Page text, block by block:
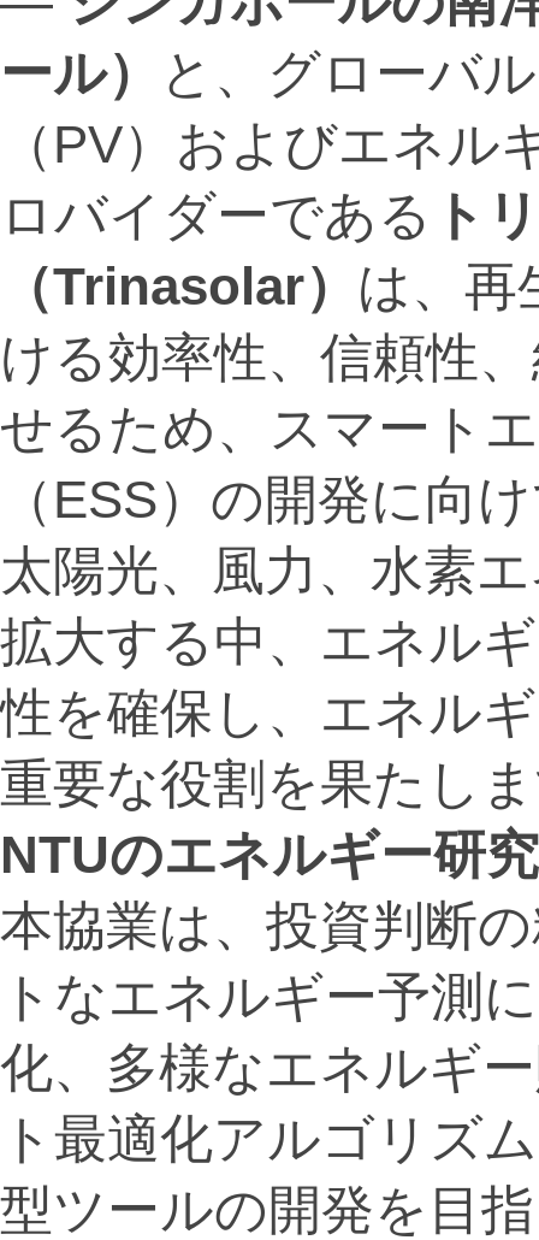
ール）
と、グローバ
（PV）およびエネ
ロバイダーである ト
（Trinasolar） は、再
ける効率性、信頼性
せるため、スマート
（ESS）の開発に向
太陽光、風力、水素
拡大する中、エネル
性を確保し、エネル
重要な役割を果たし
NTUのエネルギー研
本協業は、投資判断
トなエネルギー予測
化、多様なエネルギ
ト最適化アルゴリズ
型ツールの開発を目